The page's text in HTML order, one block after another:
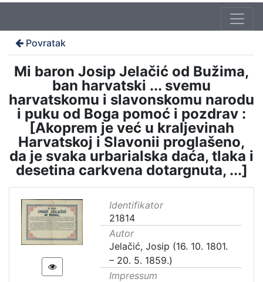
Povratak
Mi baron Josip Jelačić od Bužima,
ban harvatski ... svemu
harvatskomu i slavonskomu narodu
i puku od Boga pomoć i pozdrav :
[Akoprem je već u kraljevinah
Harvatskoj i Slavonii proglašeno,
da je svaka urbarialska daća, tlaka i
desetina carkvena dotargnuta, ...]
Identifikator
21814
Autor
Jelačić, Josip (16. 10. 1801.
– 20. 5. 1859.)
Impressum